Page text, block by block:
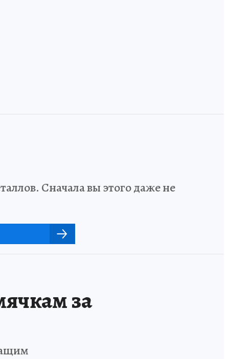
Сначала вы этого даже не
за